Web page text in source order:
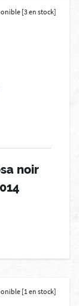
[3 en stock]
noir
[1 en stock]